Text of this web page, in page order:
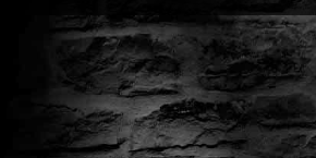
Часто спрашивают
Когда я получу доступ к игре?Прокат
Работает ли русский язык?Если